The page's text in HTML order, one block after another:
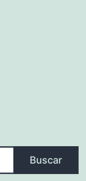
Buscar